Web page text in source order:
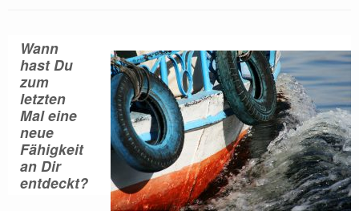
Wann
hast Du
zum
letzten
Mal eine
neue
Fähigkeit
an Dir
entdeckt?